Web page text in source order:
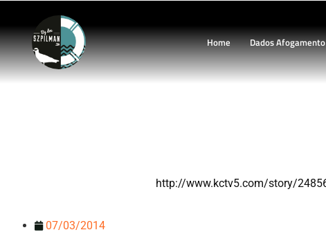
Home Dados Afogamento
Prancha longa no
http://www.kctv5.com/story/
07/03/2014